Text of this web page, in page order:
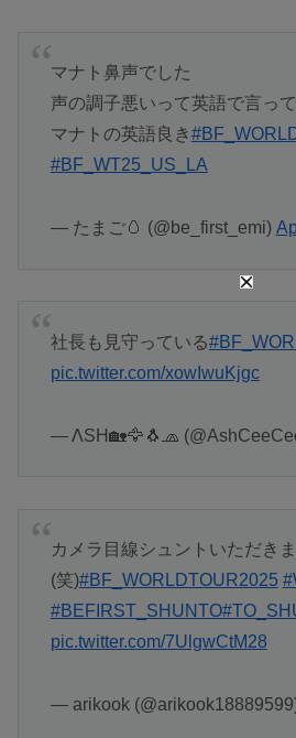
マナト鼻声でした
声の調子悪いって英語で言っ
マナトの英語良き
#BF_WT25_US_LA
— たまご🥚 (@be_first_emi)
社長も見守っている
pic.twitter.com/xowIwuKjgc
— ΛSH🏡🦅🐧🧢
カメラ目線シュントいただき
(笑)#BF_WORLDTOUR2025
#BEFIRST_SHUNTO
pic.twitter.com/7UlgwCtM28
— arikook